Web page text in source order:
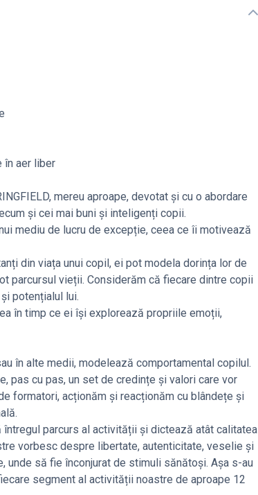
în aer liber
mereu aproape, devotat și cu o abordare
și cei mai buni și inteligenți copii.
mediu de lucru de excepție, ceea ce îi motivează
din viața unui copil, ei pot modela dorința lor de
parcursul vieții. Considerăm că fiecare dintre copii
potențialul lui.
în timp ce ei își explorează propriile emoții,
în alte medii, modelează comportamental copilul.
pas cu pas, un set de credințe și valori care vor
formatori, acționăm și reacționăm cu blândețe și
parcurs al activității și dictează atât calitatea
vorbesc despre libertate, autenticitate, veselie și
unde să fie înconjurat de stimuli sănătoși. Așa s-au
segment al activității noastre de aproape 12